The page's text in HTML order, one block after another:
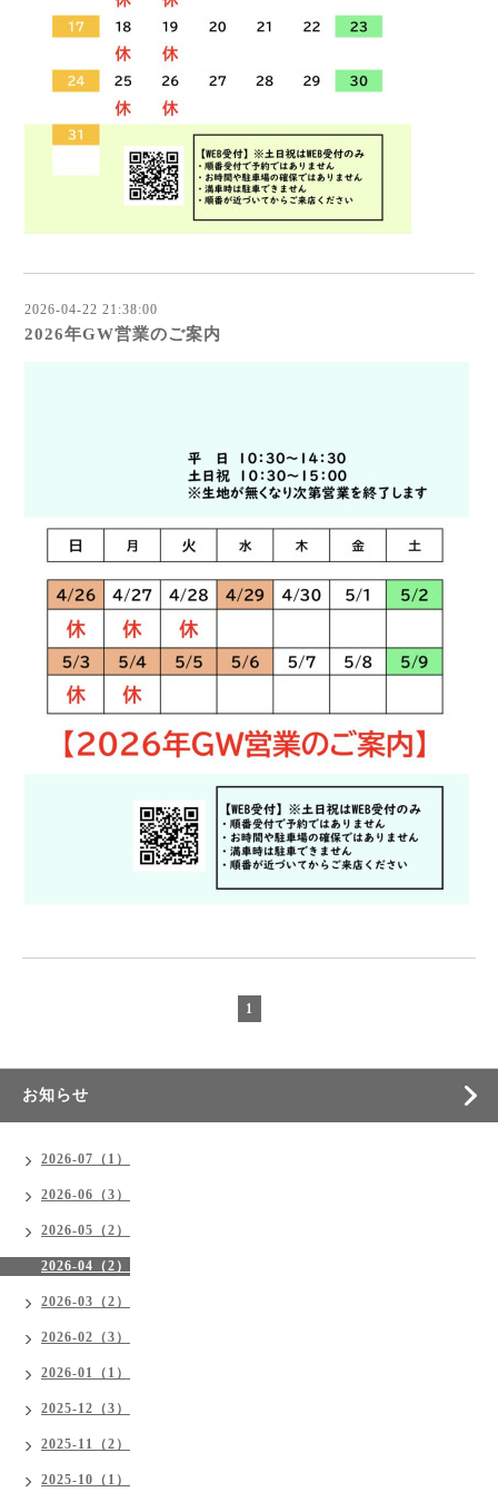
2026-04-22 21:38:00
2026年GW営業のご案内
1
お知らせ
2026-07（1）
2026-06（3）
2026-05（2）
2026-04（2）
2026-03（2）
2026-02（3）
2026-01（1）
2025-12（3）
2025-11（2）
2025-10（1）